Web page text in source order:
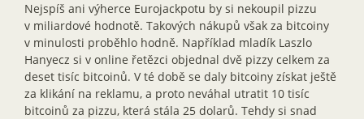
Nejspíš ani výherce Eurojackpotu by si nekoupil pizzu
v miliardové hodnotě. Takových nákupů však za bitcoiny
v minulosti proběhlo hodně. Například mladík Laszlo
Hanyecz si v online řetězci objednal dvě pizzy celkem za
deset tisíc bitcoinů. V té době se daly bitcoiny získat ještě
za klikání na reklamu, a proto neváhal utratit 10 tisíc
bitcoinů za pizzu, která stála 25 dolarů. Tehdy si snad